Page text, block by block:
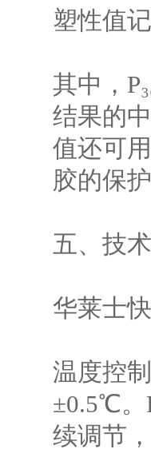
塑性值
其中，
结果的
值还可
胶的保
五、技
华莱士
温度控
±0.5℃。
续调节